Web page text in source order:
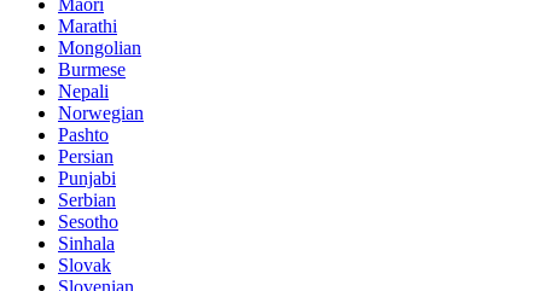
Maori
Marathi
Mongolian
Burmese
Nepali
Norwegian
Pashto
Persian
Punjabi
Serbian
Sesotho
Sinhala
Slovak
Slovenian